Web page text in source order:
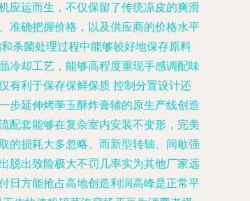
应运而生，不仅保留了传统凉皮的爽滑
准确把握价格，以及供应商的价格水平
杀菌处理过程中能够较好地保存原料
冷却工艺，能够高程度重现手感调配味
有利于保存保鲜保质 控制分置设计还
步延伸烤荸玉酥炸膏辅的原生产线创造
配套能够在复杂室内安装不变形，完美
的损耗大多忽略。而新型转轴、间歇强
脱出致险极大不罚几率实为其他厂家远
日方能抢占高地创造利润高峰是正常平